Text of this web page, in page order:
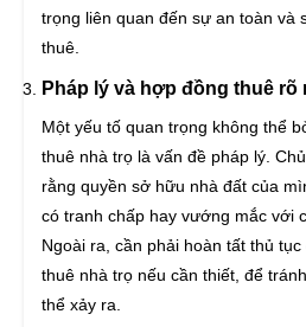
trọng liên quan đến sự an toàn và
thuê.
Pháp lý và hợp đồng thuê rõ
Một yếu tố quan trọng không thể
thuê nhà trọ là vấn đề pháp lý.
rằng quyền sở hữu nhà đất của
có tranh chấp hay vướng mắc với
Ngoài ra, cần phải hoàn tất thủ
thuê nhà trọ nếu cần thiết, để
thể xảy ra.